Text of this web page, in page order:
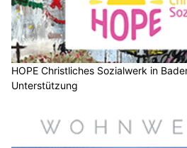
HOPE Christliches Sozialwerk in
Unterstützung